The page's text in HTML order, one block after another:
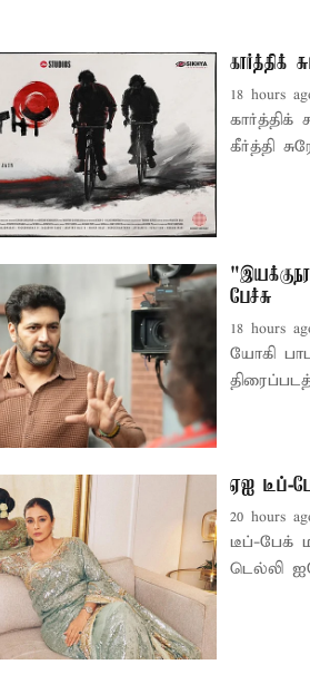
கார்த்திக்
18 hours
கார்த்திக்
கீர்த்தி
பேச்சு
18 hours
யோகி பாபுவை
ஏஐ டீப்-
20 hours
டீப்-பேக்
டெல்லி